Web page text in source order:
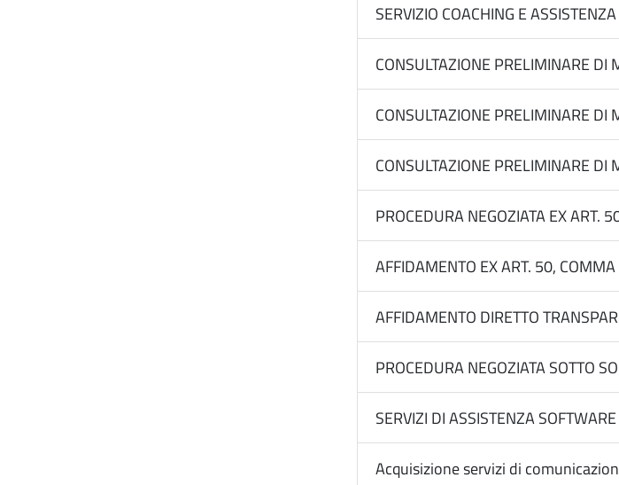
SERVIZIO COACHING E
CONSULTAZIONE PRELIMINARE
CONSULTAZIONE PRELIMINARE
CONSULTAZIONE PRELIMINARE
PROCEDURA NEGOZIATA EX ART.
AFFIDAMENTO EX ART. 50,
AFFIDAMENTO DIRETTO
PROCEDURA NEGOZIATA SOTTO
SERVIZI DI ASSISTENZA
Acquisizione servizi di